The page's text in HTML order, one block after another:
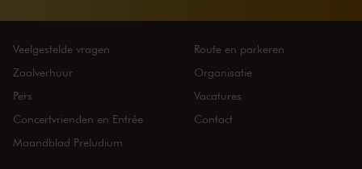
Veelgestelde vragen
Zaalverhuur
Pers
Concertvrienden en Entrée
Maandblad Preludium
Route en parkeren
Organisatie
Vacatures
Contact